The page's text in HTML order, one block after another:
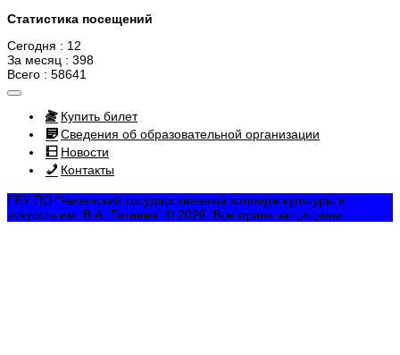
Статистика посещений
Сегодня : 12
За месяц : 398
Всего : 58641
Купить билет
Сведения об образовательной организации
Новости
Контакты
ГБУ ПО "Чеченский государственный колледж культуры и
искусств им. В.А. Татаева" © 2026. Все права защищены.